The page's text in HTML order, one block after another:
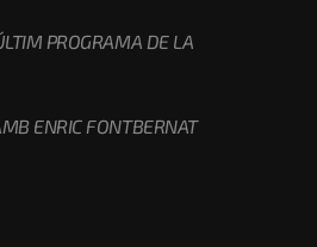
PROGRAMA DE LA
ENRIC FONTBERNAT